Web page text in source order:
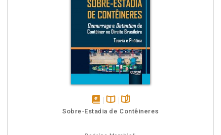
disponívelDisponível
páginas
Sobre-Estadia de Contêineres